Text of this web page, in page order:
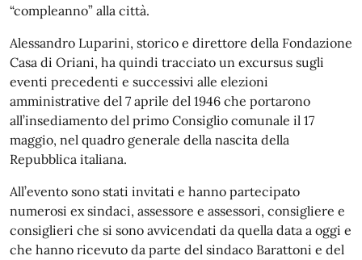
“compleanno” alla città.
Alessandro Luparini, storico e direttore della Fondazione
Casa di Oriani, ha quindi tracciato un excursus sugli
eventi precedenti e successivi alle elezioni
amministrative del 7 aprile del 1946 che portarono
all’insediamento del primo Consiglio comunale il 17
maggio, nel quadro generale della nascita della
Repubblica italiana.
All’evento sono stati invitati e hanno partecipato
numerosi ex sindaci, assessore e assessori, consigliere e
consiglieri che si sono avvicendati da quella data a oggi e
che hanno ricevuto da parte del sindaco Barattoni e del